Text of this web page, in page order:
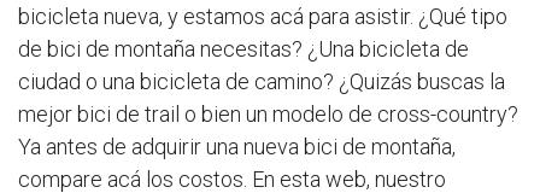
bicicleta nueva, y estamos acá para asistir. ¿Qué tipo
de bici de montaña necesitas? ¿Una bicicleta de
ciudad o una bicicleta de camino? ¿Quizás buscas la
mejor bici de trail o bien un modelo de cross-country?
Ya antes de adquirir una nueva bici de montaña,
compare acá los costos. En esta web, nuestro